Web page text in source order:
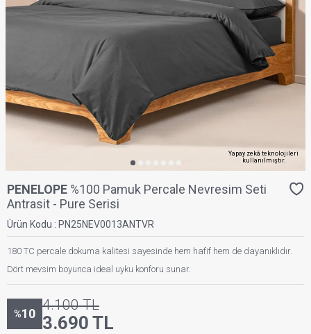
Yapay zekâ teknolojileri
kullanılmıştır.
PENELOPE %100 Pamuk Percale Nevresim Seti
Antrasit - Pure Serisi
Ürün Kodu : PN25NEV0013ANTVR
180 TC percale dokuma kalitesi sayesinde hem hafif hem de dayanıklıdır.
Dört mevsim boyunca ideal uyku konforu sunar.
%10
4.100TL
3.690 TL